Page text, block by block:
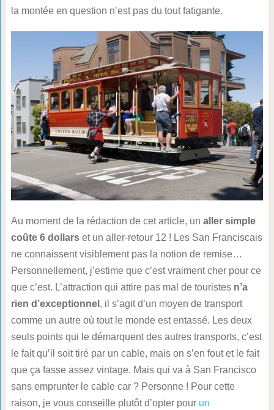
la montée en question n’est pas du tout fatigante.
Au moment de la rédaction de cet article, un aller simple
coûte 6 dollarset un aller-retour 12 ! Les San Franciscais
ne connaissent visiblement pas la notion de remise…
Personnellement, j’estime que c’est vraiment cher pour ce
que c’est. L’attraction qui attire pas mal de touristes n’a
rien d’exceptionnel , il s’agit d’un moyen de transport
comme un autre où tout le monde est entassé. Les deux
seuls points qui le démarquent des autres transports, c’est
le fait qu’il soit tiré par un cable, mais on s’en fout et le fait
que ça fasse assez vintage. Mais qui va à San Francisco
sans emprunter le cable car ? Personne ! Pour cette
raison, je vous conseille plutôt d’opter pour un